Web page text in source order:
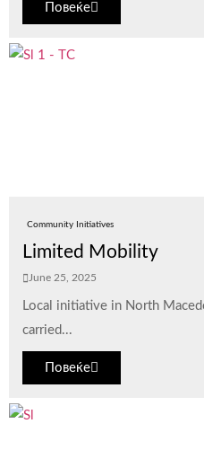
Повеќе
Community Initiatives
Limited Mobility
June 25, 2025
Local initiative in North
carried...
Повеќе